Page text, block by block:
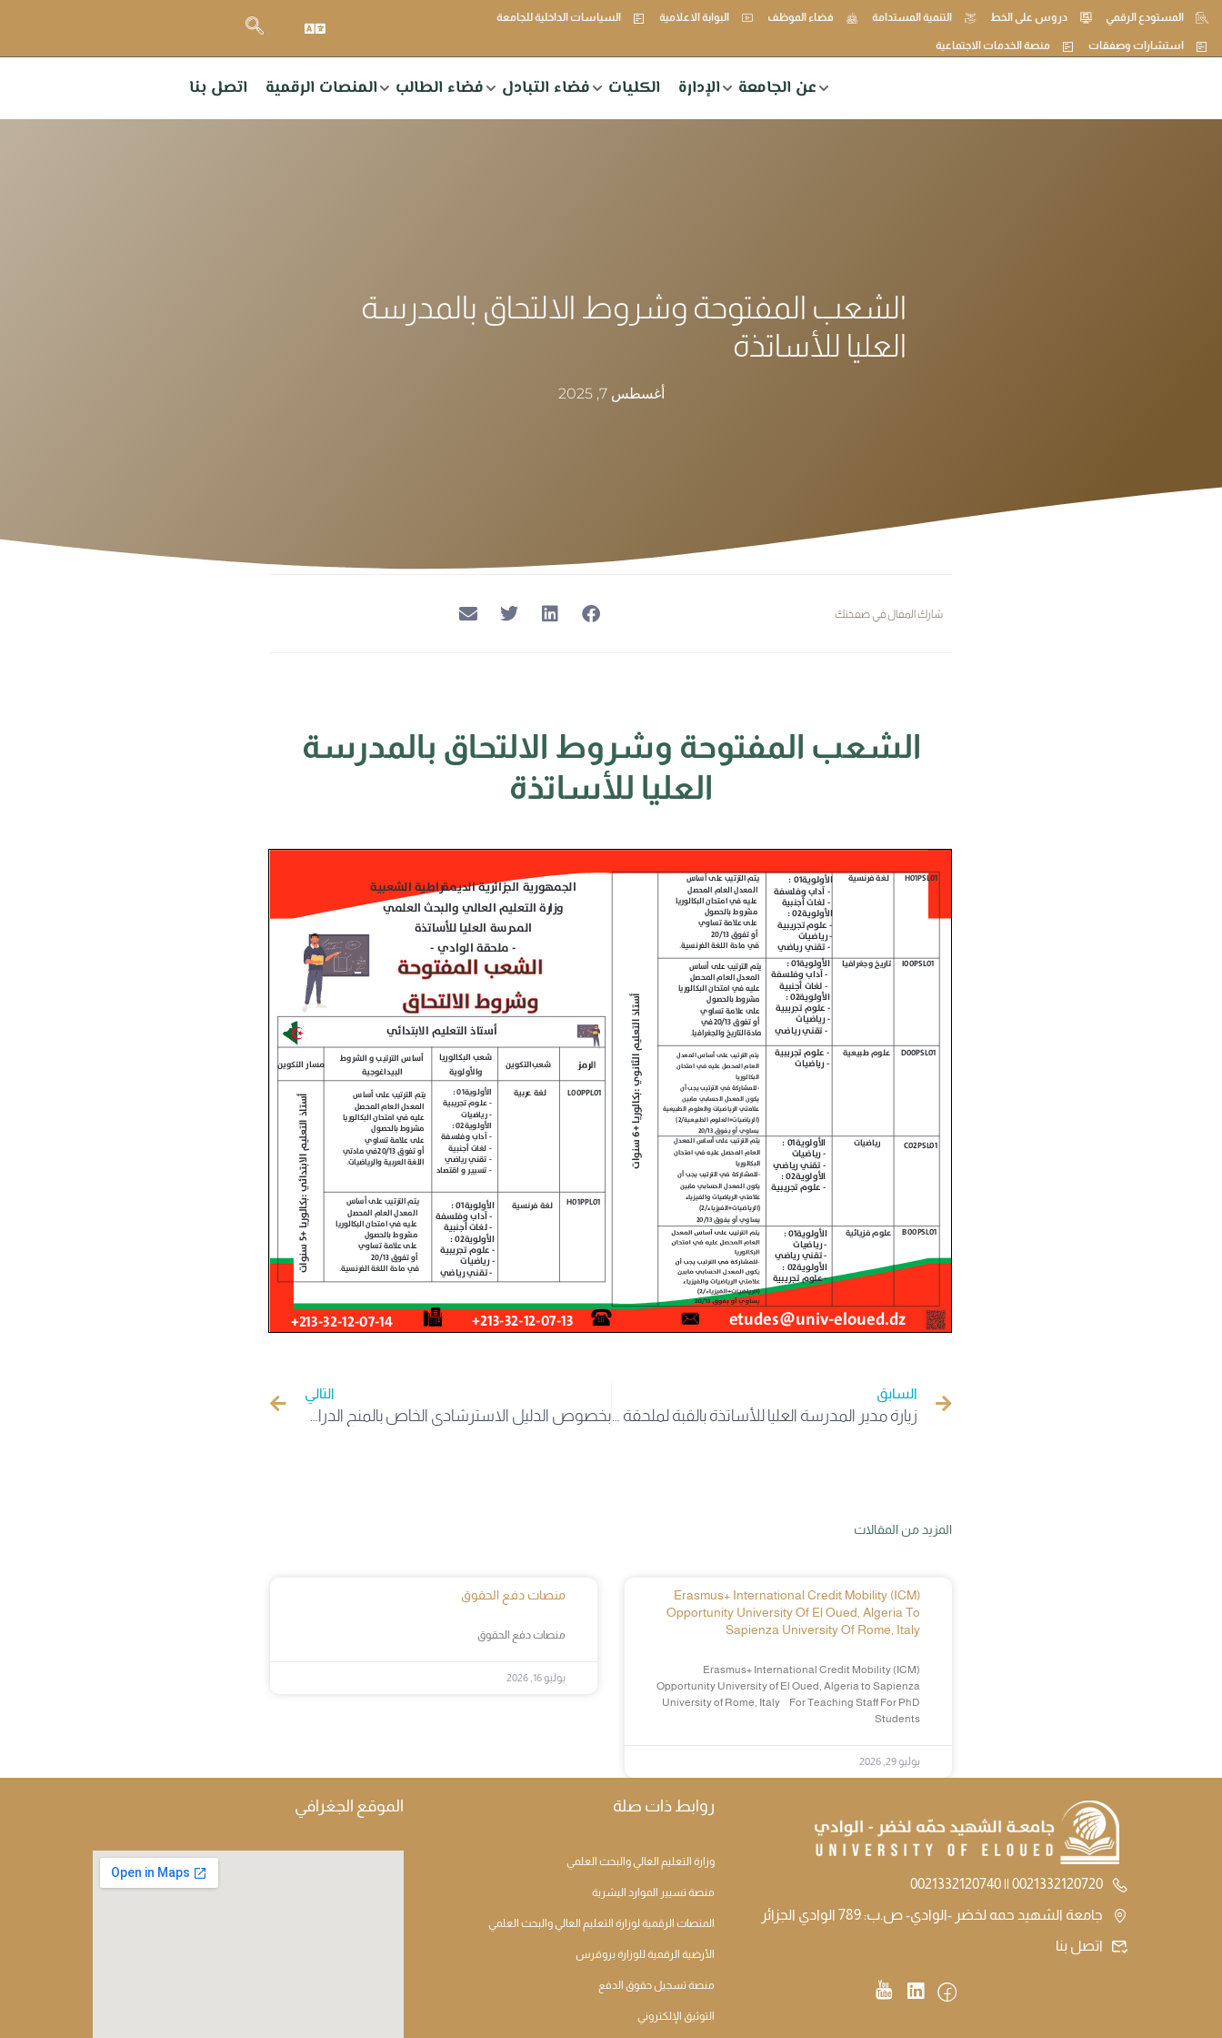
المستودع الرقمي دروس على الخط التنمية المستدامة فضاء الموظف البوابة الاعلامية السياسات الداخلية للجامعة
استشارات وصفقات منصة الخدمات الاجتماعية
عن الجامعة الإدارة الكليات فضاء التبادل فضاء الطالب المنصات الرقمية اتصل بنا
الشعب المفتوحة وشروط الالتحاق بالمدرسة
العليا للأساتذة
أغسطس 7, 2025
شارك المقال في صفحتك
الشعب المفتوحة وشروط الالتحاق بالمدرسة
العليا للأساتذة
السابق
زيارة مدير المدرسة العليا للأساتذة بالقبة لملحقة الوادي
التالي
بخصوص الدليل الاسترشادي الخاص بالمنح الدراسية المخصصة للطلبة الدوليين غير مقيمين بسلطنة عمان
المزيد من المقالات
Erasmus+ International Credit Mobility (ICM)
Opportunity University Of El Oued, Algeria To
Sapienza University Of Rome, Italy
Erasmus+ International Credit Mobility (ICM)
Opportunity University of El Oued, Algeria to Sapienza
University of Rome, Italy For Teaching Staff For PhD
Students
يوليو 29, 2026
منصات دفع الحقوق
منصات دفع الحقوق
يوليو 16, 2026
0021332120720 || 0021332120740
جامعة الشهيد حمه لخضر -الوادي- ص.ب: 789 الوادي الجزائر
اتصل بنا
روابط ذات صلة
وزارة التعليم العالي والبحث العلمي
منصة تسيير الموارد اليشرية
المنصات الرقمية لوزارة التعليم العالي والبحث العلمي
الأرضية الرقمية للوزارة بروقرس
منصة تسجيل حقوق الدفع
التوثيق الإلكتروني
الموقع الجغرافي